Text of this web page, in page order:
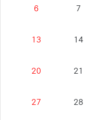
6 7
13 14
20 21
27 28